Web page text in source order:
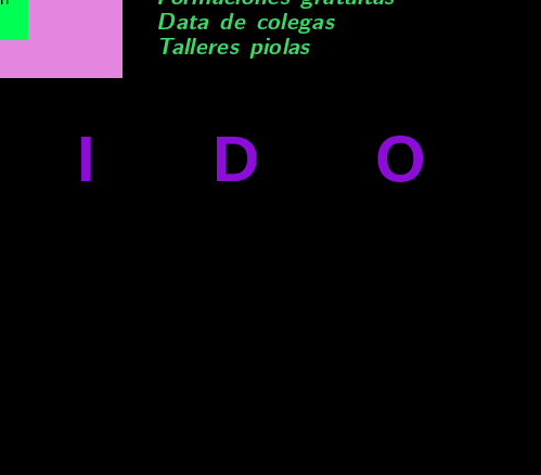
Data de colegas
Talleres piolas